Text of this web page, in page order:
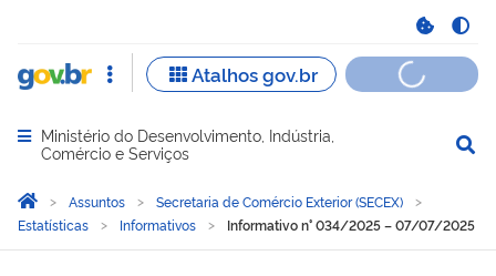
Abrir menu principal de navegação
Ministério do Desenvolvimento, Indústria,
Comércio e Serviços
Você está aqui:
Página Inicial
Assuntos
Secretaria de Comércio Exterior (SECEX)
Estatísticas
Informativos Informativo n° 034/2025 – 07/07/2025